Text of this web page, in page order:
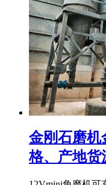
金刚石磨机
格、产地货